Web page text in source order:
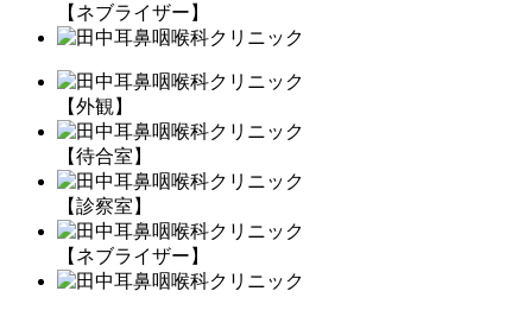
【ネブライザー】
【外観】
【待合室】
【診察室】
【ネブライザー】